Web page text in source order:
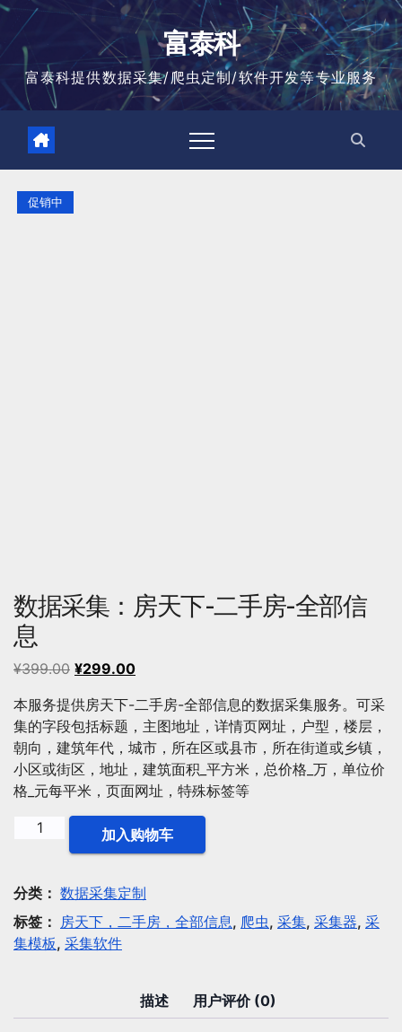
跳
富泰科
富泰科提供数据采集/爬虫定制/软件开发等专业服务
促销中
数据采集：房天下-二手房-全部信
息
¥399.00 原
为：
¥399.00。
¥299.00当
价
格
为：
¥299.00。
本服务提供房天下-二手房-全部信息的数据采集服务。可采
集的字段包括标题，主图地址，详情页网址，户型，楼层，
朝向，建筑年代，城市，所在区或县市，所在街道或乡镇，
小区或街区，地址，建筑面积_平方米，总价格_万，单位价
格_元每平米，页面网址，特殊标签等
集：
房
天
下-
房-
加入购物车
分类： 数据采集定制
标签： 房天下，二手房，全部信息, 爬虫, 采集, 采集器, 采
集模板, 采集软件
描述 用户评价 (0)